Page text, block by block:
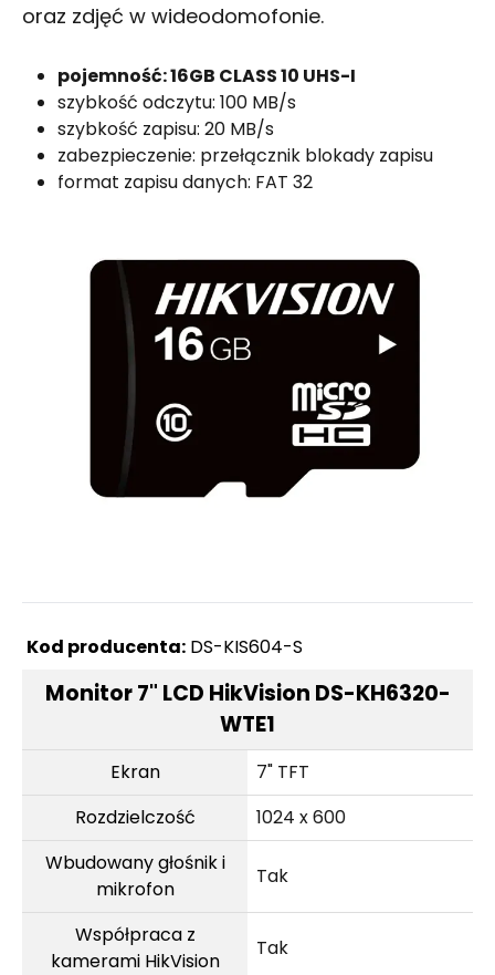
oraz zdjęć w wideodomofonie.
pojemność: 16GB CLASS 10 UHS-I
szybkość odczytu: 100 MB/s
szybkość zapisu: 20 MB/s
zabezpieczenie: przełącznik blokady zapisu
format zapisu danych: FAT 32
Kod producenta: DS-KIS604-S
Monitor 7" LCD HikVision DS-KH6320-
WTE1
Ekran
7" TFT
Rozdzielczość
1024 x 600
Wbudowany głośnik i
mikrofon
Tak
Współpraca z
kamerami HikVision
Tak